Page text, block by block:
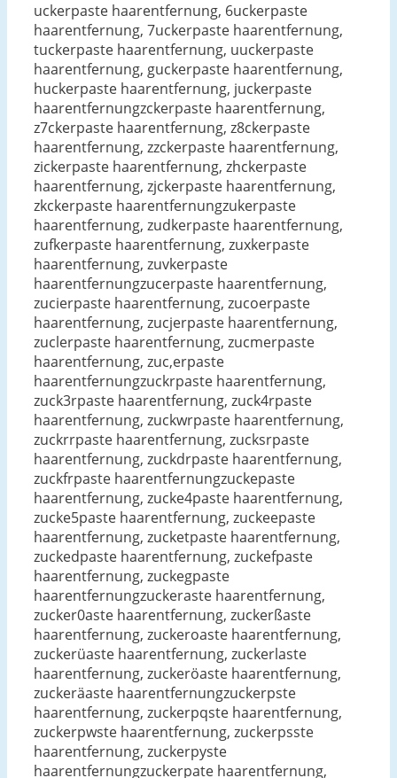
uckerpaste haarentfernung, 6uckerpaste
haarentfernung, 7uckerpaste haarentfernung,
tuckerpaste haarentfernung, uuckerpaste
haarentfernung, guckerpaste haarentfernung,
huckerpaste haarentfernung, juckerpaste
haarentfernungzckerpaste haarentfernung,
z7ckerpaste haarentfernung, z8ckerpaste
haarentfernung, zzckerpaste haarentfernung,
zickerpaste haarentfernung, zhckerpaste
haarentfernung, zjckerpaste haarentfernung,
zkckerpaste haarentfernungzukerpaste
haarentfernung, zudkerpaste haarentfernung,
zufkerpaste haarentfernung, zuxkerpaste
haarentfernung, zuvkerpaste
haarentfernungzucerpaste haarentfernung,
zucierpaste haarentfernung, zucoerpaste
haarentfernung, zucjerpaste haarentfernung,
zuclerpaste haarentfernung, zucmerpaste
haarentfernung, zuc,erpaste
haarentfernungzuckrpaste haarentfernung,
zuck3rpaste haarentfernung, zuck4rpaste
haarentfernung, zuckwrpaste haarentfernung,
zuckrrpaste haarentfernung, zucksrpaste
haarentfernung, zuckdrpaste haarentfernung,
zuckfrpaste haarentfernungzuckepaste
haarentfernung, zucke4paste haarentfernung,
zucke5paste haarentfernung, zuckeepaste
haarentfernung, zucketpaste haarentfernung,
zuckedpaste haarentfernung, zuckefpaste
haarentfernung, zuckegpaste
haarentfernungzuckeraste haarentfernung,
zucker0aste haarentfernung, zuckerßaste
haarentfernung, zuckeroaste haarentfernung,
zuckerüaste haarentfernung, zuckerlaste
haarentfernung, zuckeröaste haarentfernung,
zuckeräaste haarentfernungzuckerpste
haarentfernung, zuckerpqste haarentfernung,
zuckerpwste haarentfernung, zuckerpsste
haarentfernung, zuckerpyste
haarentfernungzuckerpate haarentfernung,